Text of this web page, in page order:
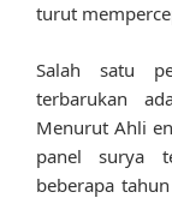
turut
Salah satu
terbarukan
Menurut Ahli
panel surya
beberapa